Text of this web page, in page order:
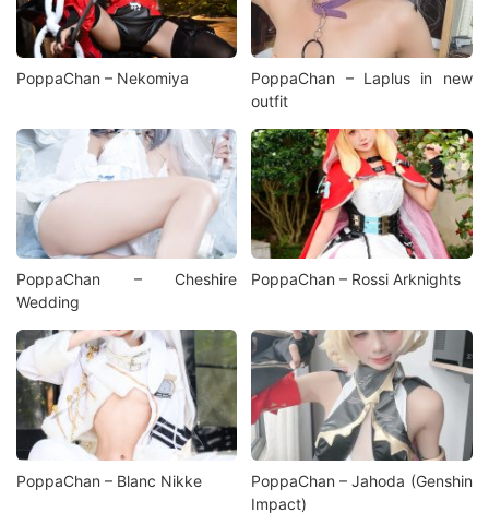
PoppaChan – Nekomiya
PoppaChan – Laplus in new
outfit
PoppaChan – Cheshire
Wedding
PoppaChan – Rossi Arknights
PoppaChan – Blanc Nikke
PoppaChan – Jahoda (Genshin
Impact)